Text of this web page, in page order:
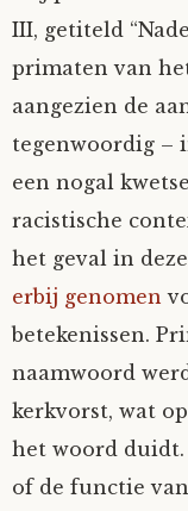
III, getiteld
primaten van
aangezien de
tegenwoordig –
een nogal
racistische
het geval in
erbij genomen
betekenissen.
naamwoord
kerkvorst, wat
het woord duidt.
of de functie